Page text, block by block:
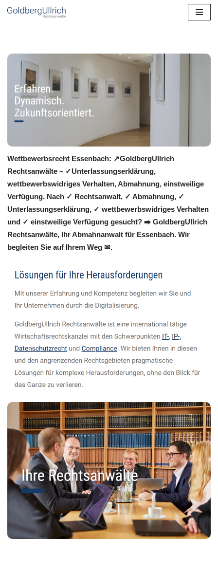
Wettbewerbsrecht Essenbach: ↗GoldbergUllrich
Rechtsanwälte – ✓Unterlassungserklärung,
wettbewerbswidriges Verhalten, Abmahnung, einstweilige
Verfügung. Nach ✓ Rechtsanwalt, ✓ Abmahnung, ✓
Unterlassungserklärung, ✓ wettbewerbswidriges Verhalten
und ✓ einstweilige Verfügung gesucht? ➡️ GoldbergUllrich
Rechtsanwälte, Ihr Abmahnanwalt für Essenbach. Wir
begleiten Sie auf Ihrem Weg ✉.